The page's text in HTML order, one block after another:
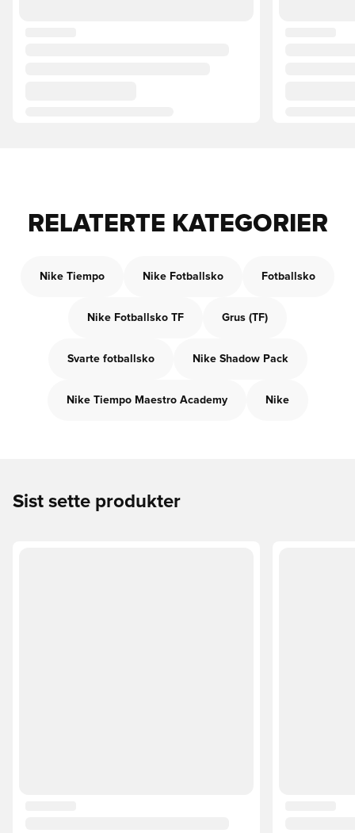
RELATERTE KATEGORIER
Nike Tiempo Nike Fotballsko Fotballsko
Nike Fotballsko TF Grus (TF)
Svarte fotballsko Nike Shadow Pack
Nike Tiempo Maestro Academy Nike
Sist sette produkter